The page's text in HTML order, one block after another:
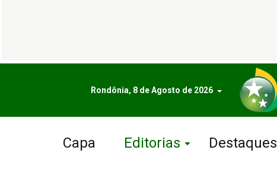
Rondônia, 8 de Agosto de 2026
Capa Editorias Destaques